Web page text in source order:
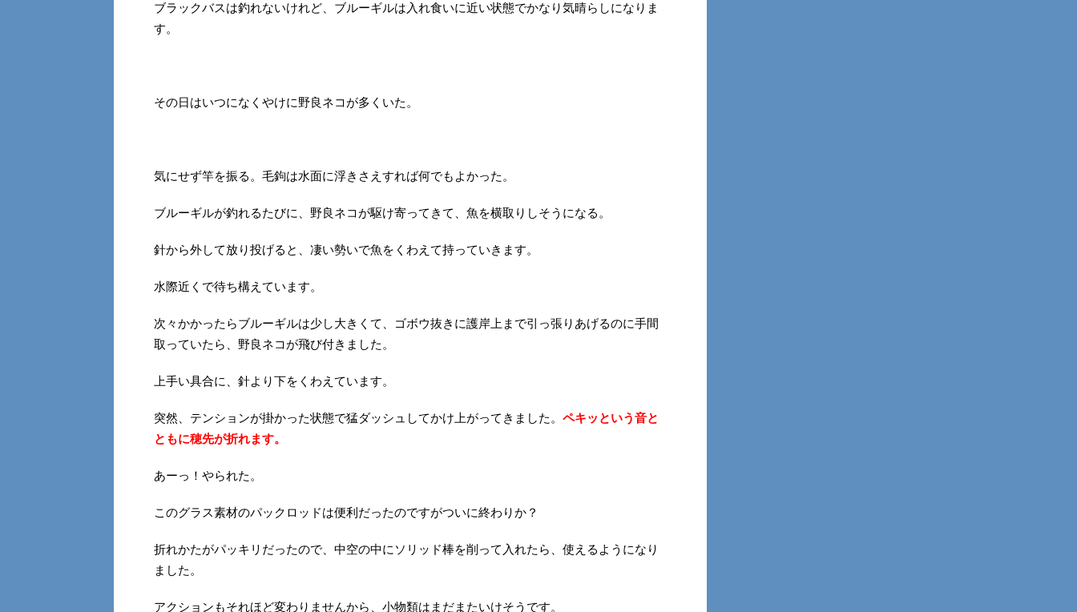
ブラックバスは釣れないけれど、ブルーギルは入れ食いに近い状態でかなり気晴らしになりま
す。
その日はいつになくやけに野良ネコが多くいた。
気にせず竿を振る。毛鉤は水面に浮きさえすれば何でもよかった。
ブルーギルが釣れるたびに、野良ネコが駆け寄ってきて、魚を横取りしそうになる。
針から外して放り投げると、凄い勢いで魚を くわえて持っていきます。
水際近くで待ち構えています。
次々かかったらブルーギルは少し大きくて、ゴボウ抜きに護岸上まで引っ張りあげるのに手間
取っていたら、野良ネコが飛び付きました。
上手い具合に、針より下をくわえています。
突然、テンションが掛かった状態で猛ダッシュしてかけ上がってきました 。 ペキッという音と
ともに穂先が折れます。
あーっ！やられた。
このグラス素材のパックロッドは便利だったのですがついに終わりか？
折れかたがパッキリだったので、中空の中にソリッド棒を削って入れたら、使えるようになり
ました。
アクションもそれほど変わりませんから、小物類はまだまたいけそうです。